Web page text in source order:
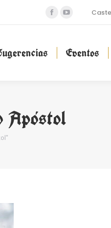
Facebook
in
YouTube
in
Eventos
Apóstol
Eventos